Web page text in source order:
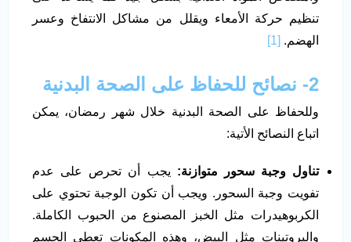
تنظيم حركة الأمعاء ويقلل من مشاكل الانتفاخ وعسر
الهضم. [1]
2- نصائح للحفاظ على الصحة البدنية
وللحفاظ على الصحة البدنية خلال شهر رمضان، يمكن
اتباع النصائح الأتية:
تناول وجبة سحور متوازنة: يجب أن تحرص على عدم
تفويت وجبة السحور. ويجب أن تكون الوجبة تحتوي على
الكربوهيدرات مثل الخبز المصنوع من الحبوب الكاملة.
والبروتينات مثل البيض، وهذه المكونات تعطي الجسم